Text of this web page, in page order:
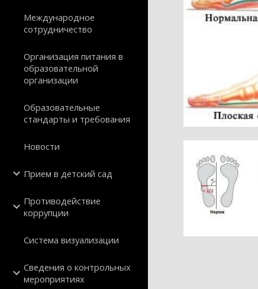
Международное
сотрудничество
Организация питания в
образовательной
организации
Образовательные
стандарты и требования
Новости
Прием в детский сад
Противодействие
коррупции
Система визуализации
Сведения о контрольных
мероприятиях